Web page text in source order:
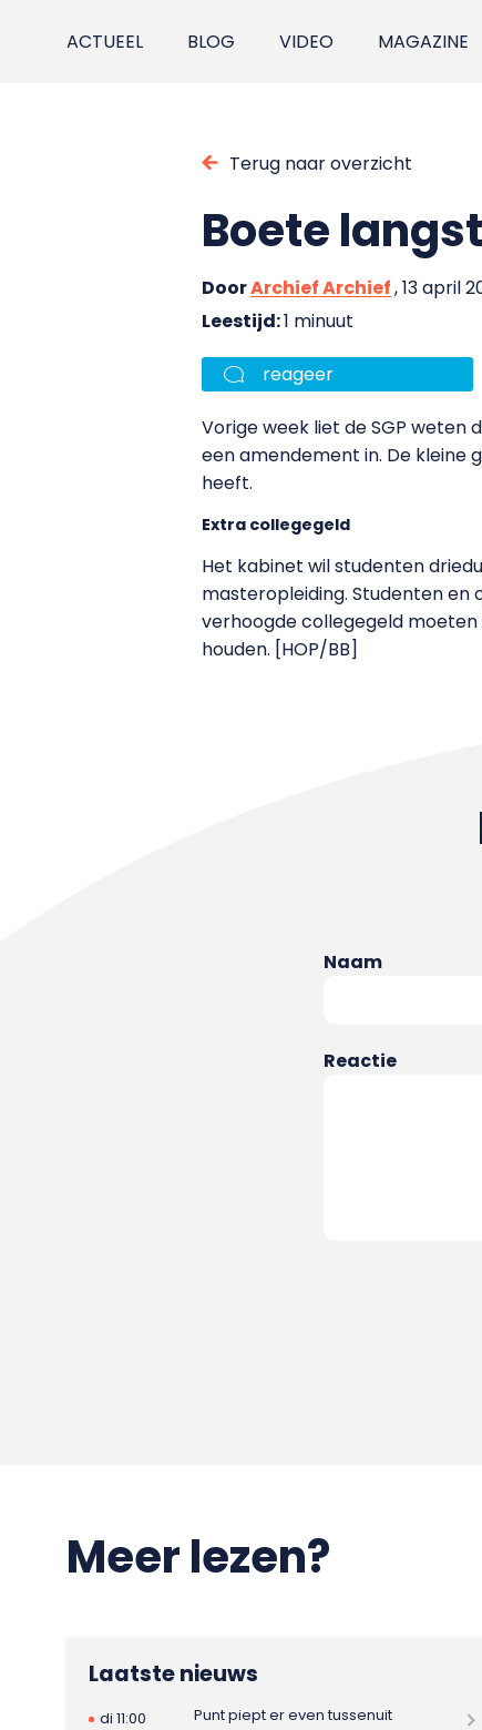
ACTUEEL BLOG VIDEO MAGAZINE
Terug naar overzicht
Boete
DoorArchief Archief, 13 april
Leestijd:1 minuut
reageer
Vorige week liet de SGP
een amendement in. De kleine
heeft.
Extra collegegeld
Het kabinet wil studenten
masteropleiding. Studenten
verhoogde collegegeld
houden. [HOP/BB]
Naam
Reactie
Meer lezen?
Laatste nieuws
di 11:00
Punt piept er even tussenuit